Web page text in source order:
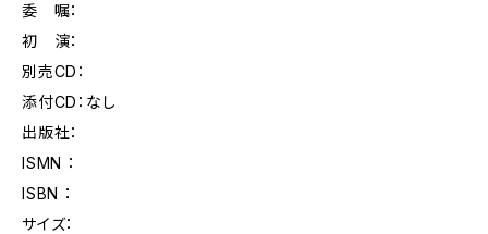
委 嘱：
初 演：
別売CD：
添付CD：なし
出版社：
ISMN ：
ISBN ：
サイズ：